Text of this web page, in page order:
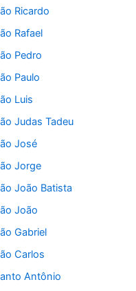
Ricardo
Rafael
Pedro
Paulo
Luis
Judas Tadeu
José
Jorge
João Batista
João
Gabriel
Carlos
Antônio